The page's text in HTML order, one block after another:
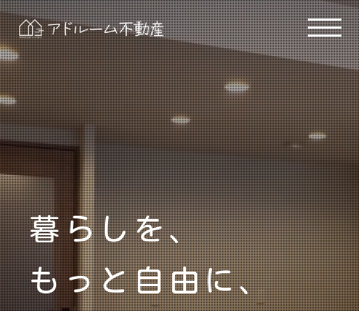
暮らしを、
もっと自由に、